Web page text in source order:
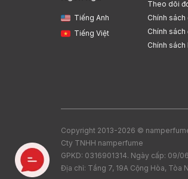
Tiếng Anh
Tiếng Việt
Theo dõi
Chính sách
Chính sách
Chính
Copyright 2013-2026 ©
Cty TNHH namperfume
GPKD: 0316901314. Ngày cấp: 09/
Địa chỉ: Tầng 7, 19A Cộng Hòa, Tòa